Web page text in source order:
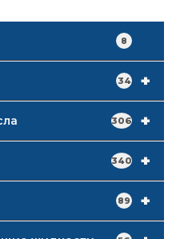
8
+
34
+
306
+
340
+
89